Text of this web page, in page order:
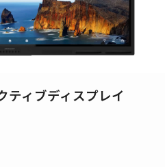
ティブディスプレイ